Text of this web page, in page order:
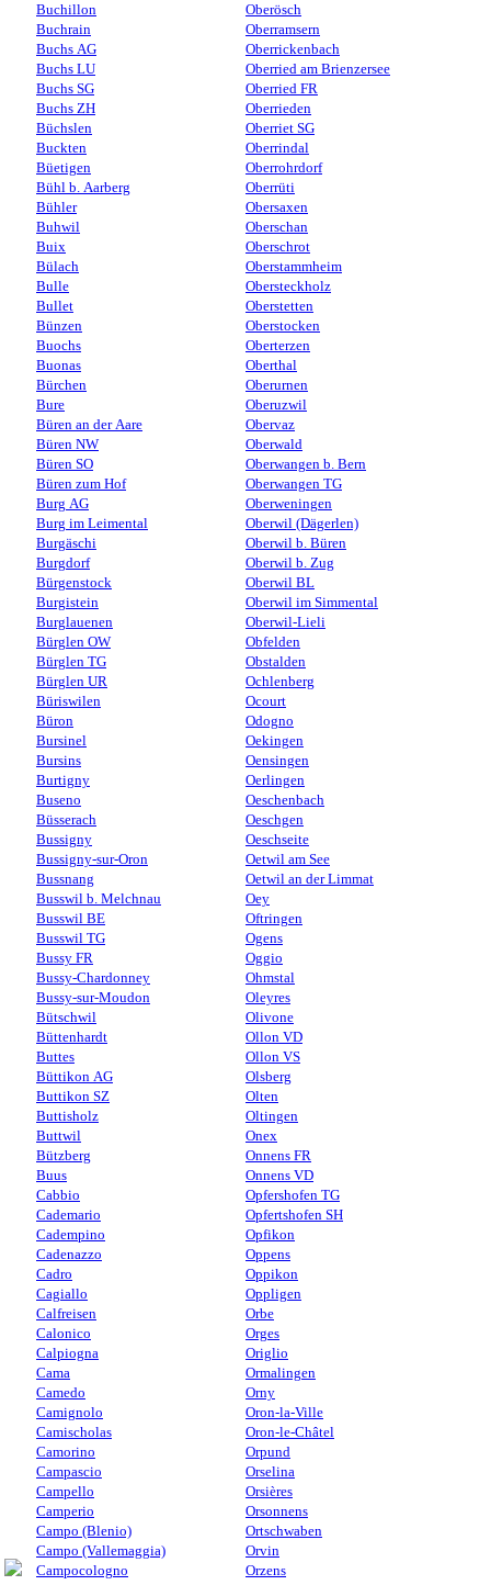
Buchillon
Buchrain
Buchs AG
Buchs LU
Buchs SG
Buchs ZH
Büchslen
Buckten
Büetigen
Bühl b. Aarberg
Bühler
Buhwil
Buix
Bülach
Bulle
Bullet
Bünzen
Buochs
Buonas
Bürchen
Bure
Büren an der Aare
Büren NW
Büren SO
Büren zum Hof
Burg AG
Burg im Leimental
Burgäschi
Burgdorf
Bürgenstock
Burgistein
Burglauenen
Bürglen OW
Bürglen TG
Bürglen UR
Büriswilen
Büron
Bursinel
Bursins
Burtigny
Buseno
Büsserach
Bussigny
Bussigny-sur-Oron
Bussnang
Busswil b. Melchnau
Busswil BE
Busswil TG
Bussy FR
Bussy-Chardonney
Bussy-sur-Moudon
Bütschwil
Büttenhardt
Buttes
Büttikon AG
Buttikon SZ
Buttisholz
Buttwil
Bützberg
Buus
Cabbio
Cademario
Cadempino
Cadenazzo
Cadro
Cagiallo
Calfreisen
Calonico
Calpiogna
Cama
Camedo
Camignolo
Camischolas
Camorino
Campascio
Campello
Camperio
Campo (Blenio)
Campo (Vallemaggia)
Campocologno
Oberösch
Oberramsern
Oberrickenbach
Oberried am Brienzersee
Oberried FR
Oberrieden
Oberriet SG
Oberrindal
Oberrohrdorf
Oberrüti
Obersaxen
Oberschan
Oberschrot
Oberstammheim
Obersteckholz
Oberstetten
Oberstocken
Oberterzen
Oberthal
Oberurnen
Oberuzwil
Obervaz
Oberwald
Oberwangen b. Bern
Oberwangen TG
Oberweningen
Oberwil (Dägerlen)
Oberwil b. Büren
Oberwil b. Zug
Oberwil BL
Oberwil im Simmental
Oberwil-Lieli
Obfelden
Obstalden
Ochlenberg
Ocourt
Odogno
Oekingen
Oensingen
Oerlingen
Oeschenbach
Oeschgen
Oeschseite
Oetwil am See
Oetwil an der Limmat
Oey
Oftringen
Ogens
Oggio
Ohmstal
Oleyres
Olivone
Ollon VD
Ollon VS
Olsberg
Olten
Oltingen
Onex
Onnens FR
Onnens VD
Opfershofen TG
Opfertshofen SH
Opfikon
Oppens
Oppikon
Oppligen
Orbe
Orges
Origlio
Ormalingen
Orny
Oron-la-Ville
Oron-le-Châtel
Orpund
Orselina
Orsières
Orsonnens
Ortschwaben
Orvin
Orzens